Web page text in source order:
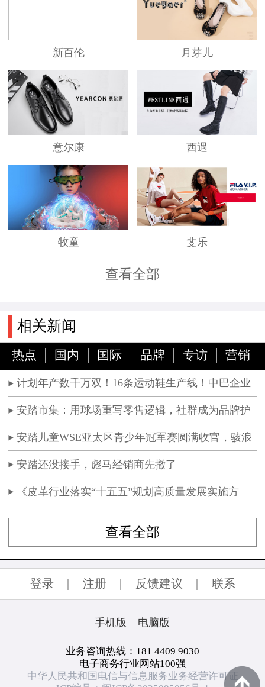
新百伦 月芽儿
意尔康 西遇
牧童 斐乐
查看全部
相关新闻
热点 国内 国际 品牌 专访 营销
计划年产数千万双！16条运动鞋生产线！中巴企业
签署合作协议
安踏市集：用球场重写零售逻辑，社群成为品牌护
城河
安踏儿童WSE亚太区青少年冠军赛圆满收官，骇浪
5体测跑鞋赛场首秀
安踏还没接手，彪马经销商先撤了
《皮革行业落实“十五五”规划高质量发展实施方
案》终审稿专家论证会召开
查看全部
登录 注册 反馈建议 联系
手机版 电脑版
业务咨询热线：181 4409 9030
电子商务行业网站100强
中华人民共和国电信与信息服务业务经营许可证